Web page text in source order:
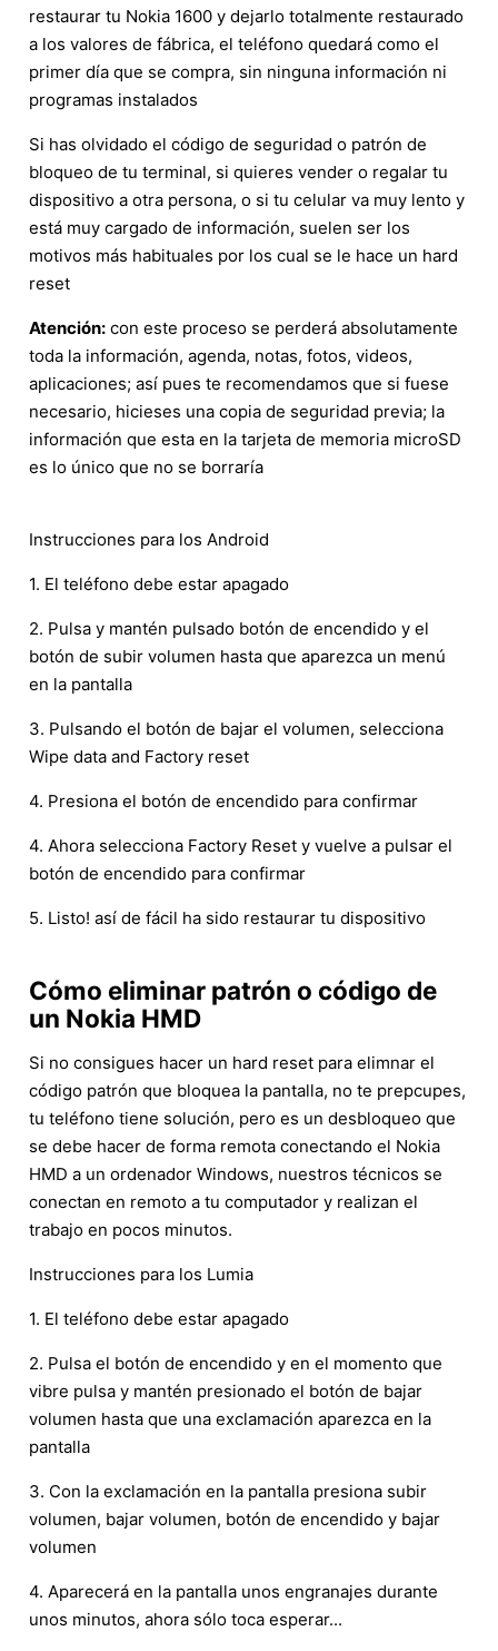
restaurar tu Nokia 1600 y dejarlo totalmente restaurado
a los valores de fábrica, el teléfono quedará como el
primer día que se compra, sin ninguna información ni
programas instalados
Si has olvidado el código de seguridad o patrón de
bloqueo de tu terminal, si quieres vender o regalar tu
dispositivo a otra persona, o si tu celular va muy lento y
está muy cargado de información, suelen ser los
motivos más habituales por los cual se le hace un hard
reset
Atención: con este proceso se perderá absolutamente
toda la información, agenda, notas, fotos, videos,
aplicaciones; así pues te recomendamos que si fuese
necesario, hicieses una copia de seguridad previa; la
información que esta en la tarjeta de memoria microSD
es lo único que no se borraría
Instrucciones para los Android
1. El teléfono debe estar apagado
2. Pulsa y mantén pulsado botón de encendido y el
botón de subir volumen hasta que aparezca un menú
en la pantalla
3. Pulsando el botón de bajar el volumen, selecciona
Wipe data and Factory reset
4. Presiona el botón de encendido para confirmar
4. Ahora selecciona Factory Reset y vuelve a pulsar el
botón de encendido para confirmar
5. Listo! así de fácil ha sido restaurar tu dispositivo
Cómo eliminar patrón o código de
un Nokia HMD
Si no consigues hacer un hard reset para elimnar el
código patrón que bloquea la pantalla, no te prepcupes,
tu teléfono tiene solución, pero es un desbloqueo que
se debe hacer de forma remota conectando el Nokia
HMD a un ordenador Windows, nuestros técnicos se
conectan en remoto a tu computador y realizan el
trabajo en pocos minutos.
Instrucciones para los Lumia
1. El teléfono debe estar apagado
2. Pulsa el botón de encendido y en el momento que
vibre pulsa y mantén presionado el botón de bajar
volumen hasta que una exclamación aparezca en la
pantalla
3. Con la exclamación en la pantalla presiona subir
volumen, bajar volumen, botón de encendido y bajar
volumen
4. Aparecerá en la pantalla unos engranajes durante
unos minutos, ahora sólo toca esperar...